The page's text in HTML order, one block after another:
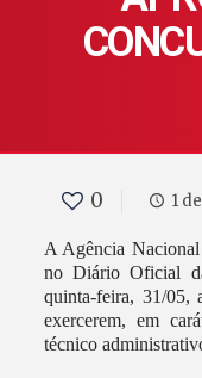
0 1
A Agência
no Diário Oficial
quinta-feira, 31/05,
exercerem, em
técnico